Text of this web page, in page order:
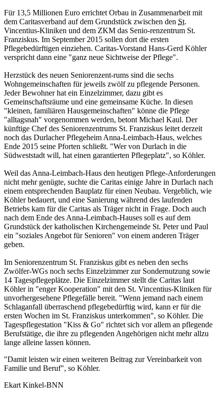
Für 13,5 Millionen Euro errichtet Orbau in Zusammenarbeit mit
dem Caritasverband auf dem Grundstück zwischen den St.
Vincentius-Kliniken und dem ZKM das Senio-renzentrum St.
Franziskus. Im September 2015 sollen dort die ersten
Pflegebedürftigen einziehen. Caritas-Vorstand Hans-Gerd Köhler
verspricht dann eine "ganz neue Sichtweise der Pflege".
Herzstück des neuen Seniorenzent-rums sind die sechs
Wohngemeinschaften für jeweils zwölf zu pflegende Personen.
Jeder Bewohner hat ein Einzelzimmer, dazu gibt es
Gemeinschaftsräume und eine gemeinsame Küche. In diesen
"kleinen, familiären Hausgemeinschaften" könne die Pflege
"alltagsnah" vorgenommen werden, betont Michael Kaul. Der
künftige Chef des Seniorenzentrums St. Franziskus leitet derzeit
noch das Durlacher Pflegeheim Anna-Leimbach-Haus, welches
Ende 2015 seine Pforten schließt. "Wer von Durlach in die
Südweststadt will, hat einen garantierten Pflegeplatz", so Köhler.
Weil das Anna-Leimbach-Haus den heutigen Pflege-Anforderungen
nicht mehr genügte, suchte die Caritas einige Jahre in Durlach nach
einem entsprechenden Bauplatz für einen Neubau. Vergeblich, wie
Köhler bedauert, und eine Sanierung während des laufenden
Betriebs kam für die Caritas als Träger nicht in Frage. Doch auch
nach dem Ende des Anna-Leimbach-Hauses soll es auf dem
Grundstück der katholischen Kirchengemeinde St. Peter und Paul
ein "soziales Angebot für Senioren" von einem anderen Träger
geben.
Im Seniorenzentrum St. Franziskus gibt es neben den sechs
Zwölfer-WGs noch sechs Einzelzimmer zur Sondernutzung sowie
14 Tagespflegeplätze. Die Einzelzimmer stellt die Caritas laut
Köhler in "enger Kooperation" mit den St. Vincentius-Kliniken für
unvorhergesehene Pflegefälle bereit. "Wenn jemand nach einem
Schlaganfall überraschend pflegebedürftig wird, kann er für die
ersten Wochen im St. Franziskus unterkommen", so Köhler. Die
Tagespflegestation "Kiss & Go" richtet sich vor allem an pflegende
Berufstätige, die ihre zu pflegenden Angehörigen nicht mehr allzu
lange alleine lassen können.
"Damit leisten wir einen weiteren Beitrag zur Vereinbarkeit von
Familie und Beruf", so Köhler.
Ekart Kinkel-BNN